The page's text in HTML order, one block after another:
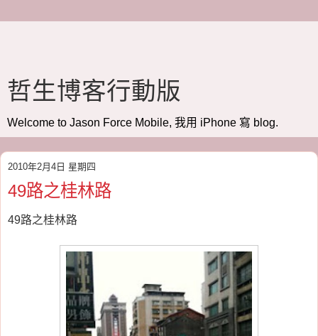
哲生博客行動版
Welcome to Jason Force Mobile, 我用 iPhone 寫 blog.
2010年2月4日 星期四
49路之桂林路
49路之桂林路